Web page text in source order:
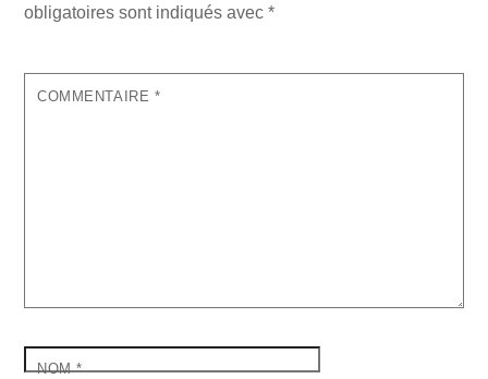
obligatoires sont indiqués avec*
COMMENTAIRE *
NOM*